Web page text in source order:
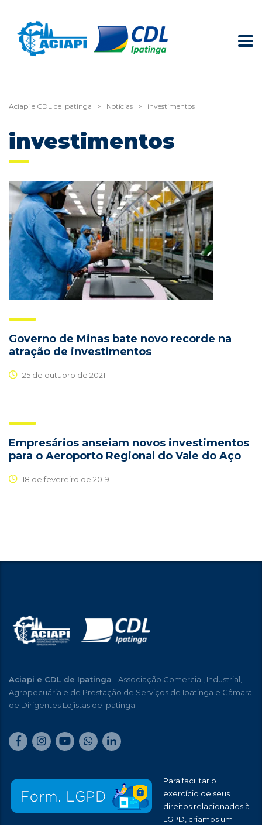
Aciapi e CDL de Ipatinga > Notícias > investimentos
investimentos
Governo de Minas bate novo recorde na
atração de investimentos
25 de outubro de 2021
Empresários anseiam novos investimentos
para o Aeroporto Regional do Vale do Aço
18 de fevereiro de 2019
Aciapi e CDL de Ipatinga - Associação Comercial, Industrial,
Agropecuária e de Prestação de Serviços de Ipatinga e Câmara
de Dirigentes Lojistas de Ipatinga
Para facilitar o
exercício de seus
direitos relacionados à
LGPD, criamos um